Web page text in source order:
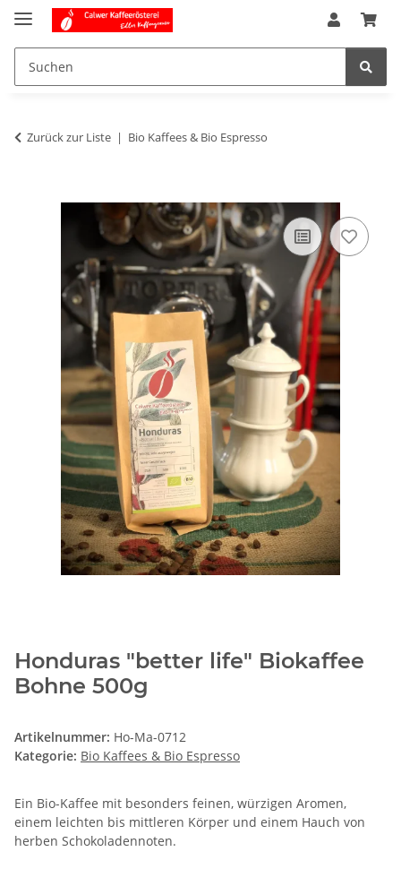
Zurück zur Liste Bio Kaffees & Bio Espresso
Honduras "better life" Biokaffee
Bohne 500g
Artikelnummer: Ho-Ma-0712
Kategorie: Bio Kaffees & Bio Espresso
Ein Bio-Kaffee mit besonders feinen, würzigen Aromen,
einem leichten bis mittleren Körper und einem Hauch von
herben Schokoladennoten.